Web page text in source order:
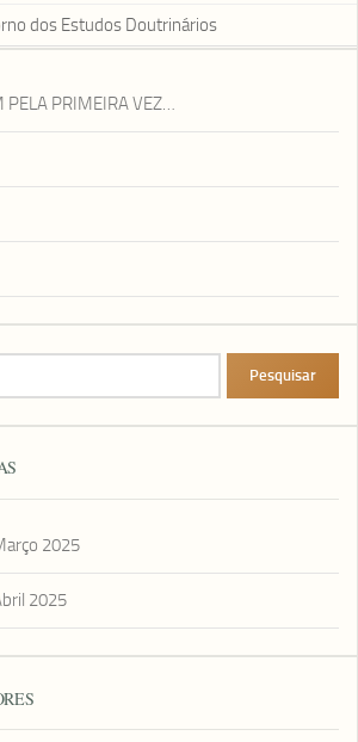
dos Estudos Doutrinários
PELA PRIMEIRA VEZ…
2025
2025